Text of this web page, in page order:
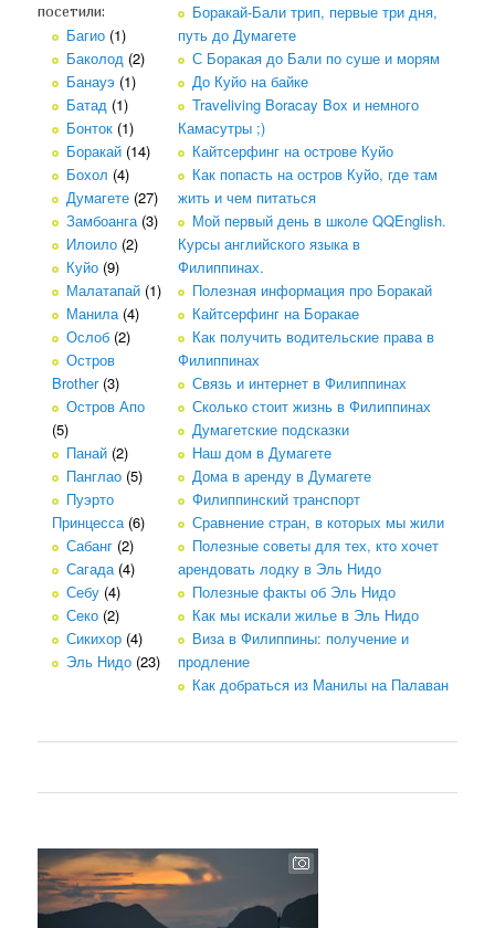
посетили:
Багио (1)
Баколод (2)
Банауэ (1)
Батад (1)
Бонток (1)
Боракай (14)
Бохол (4)
Думагете (27)
Замбоанга(3)
Илоило (2)
Куйо (9)
Малатапай (1)
Манила(4)
Ослоб (2)
Остров
Brother(3)
Остров Апо
(5)
Панай (2)
Панглао (5)
Пуэрто
Принцесса(6)
Сабанг (2)
Сагада(4)
Себу (4)
Секо (2)
Сикихор (4)
Эль Нидо (23)
Боракай-Бали трип, первые три дня,
путь до Думагете
С Боракая до Бали по суше и морям
До Куйо на байке
Traveliving Boracay Box и немного
Камасутры ;)
Кайтсерфинг на острове Куйо
Как попасть на остров Куйо, где там
жить и чем питаться
Мой первый день в школе QQEnglish.
Курсы английского языка в
Филиппинах.
Полезная информация про Боракай
Кайтсерфинг на Боракае
Как получить водительские права в
Филиппинах
Связь и интернет в Филиппинах
Сколько стоит жизнь в Филиппинах
Думагетские подсказки
Наш дом в Думагете
Дома в аренду в Думагете
Филиппинский транспорт
Сравнение стран, в которых мы жили
Полезные советы для тех, кто хочет
арендовать лодку в Эль Нидо
Полезные факты об Эль Нидо
Как мы искали жилье в Эль Нидо
Виза в Филиппины: получение и
продление
Как добраться из Манилы на Палаван